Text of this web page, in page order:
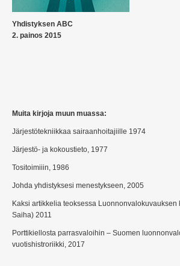
Yhdistyksen ABC
2. painos 2015
Muita kirjoja muun muassa:
Järjestötekniikkaa sairaanhoitajiille 1974
Järjestö- ja kokoustieto, 1977
Tositoimiiin, 1986
Johda yhdistyksesi menestykseen, 2005
Kaksi artikkelia teoksessa Luonnonvalokuvauksen
Saiha) 2011
Porttikiellosta parrasvaloihin – Suomen
vuotishistroriikki, 2017